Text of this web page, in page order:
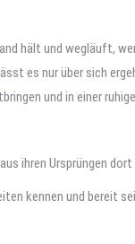
hält und wegläuft,
es nur über sich
und in einer
ihren Ursprüngen
kennen und bereit